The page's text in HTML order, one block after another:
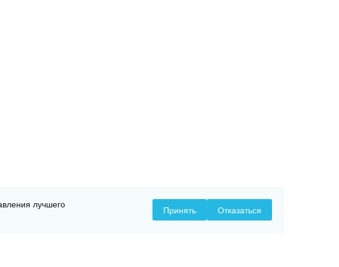
лучшего
Принять Отказаться